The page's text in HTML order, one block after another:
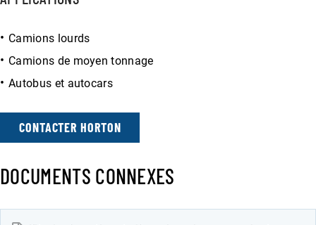
Camions lourds
Camions de moyen tonnage
Autobus et autocars
CONTACTER HORTON
DOCUMENTS CONNEXES